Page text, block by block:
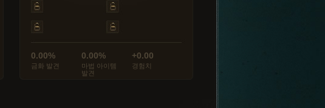
0.00%
금화 발견
0.00%
마법 아이템
발견
+0.00
경험치